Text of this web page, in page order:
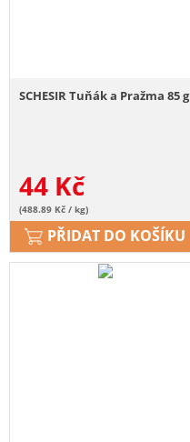
SCHESIR Tuňák a Pražma 85 g
44 Kč
(488.89 Kč / kg)
PŘIDAT DO KOŠÍKU